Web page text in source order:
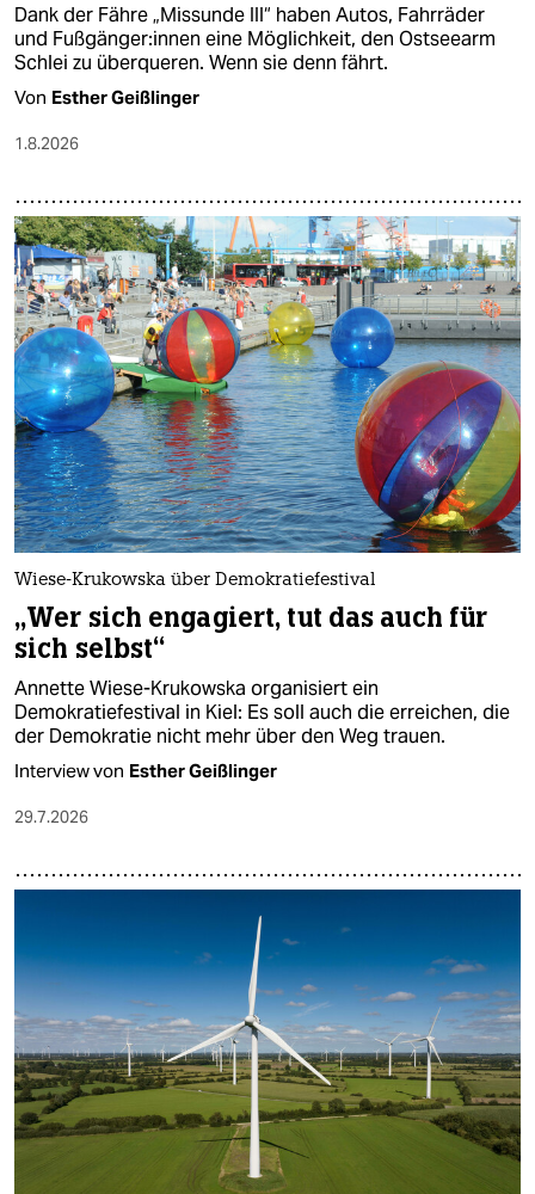
Dank der Fähre „Missunde III“ haben Autos, Fahrräder
und Fuß­gän­ge­r:in­nen eine Möglichkeit, den Ostseearm
Schlei zu überqueren. Wenn sie denn fährt.
Von Esther Geißlinger
1.8.2026
Wiese-Krukowska über Demokratiefestival
„Wer sich engagiert, tut das auch für
sich selbst“
Annette Wiese-Krukowska organisiert ein
Demokratiefestival in Kiel: Es soll auch die erreichen, die
der Demokratie nicht mehr über den Weg trauen.
Interview von Esther Geißlinger
29.7.2026